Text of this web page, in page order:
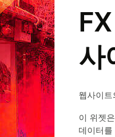
사
웹사이
이 위젯
데이터를